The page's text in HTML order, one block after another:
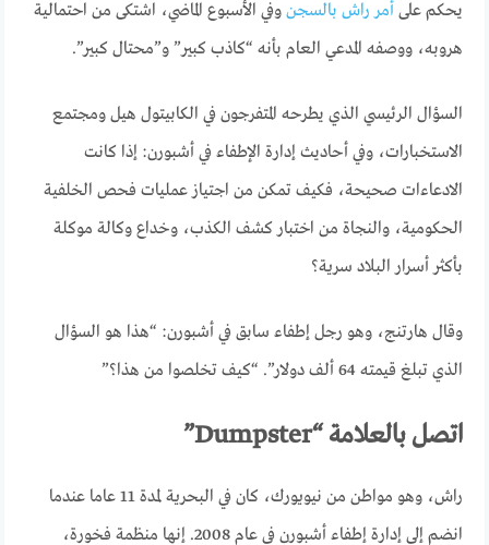
يحكم على أمر راش بالسجن وفي الأسبوع الماضي، اشتكى من احتمالية
هروبه، ووصفه المدعي العام بأنه “كاذب كبير” و”محتال كبير”.
السؤال الرئيسي الذي يطرحه المتفرجون في الكابيتول هيل ومجتمع
الاستخبارات، وفي أحاديث إدارة الإطفاء في أشبورن: إذا كانت
الادعاءات صحيحة، فكيف تمكن من اجتياز عمليات فحص الخلفية
الحكومية، والنجاة من اختبار كشف الكذب، وخداع وكالة موكلة
بأكثر أسرار البلاد سرية؟
وقال هارتنج، وهو رجل إطفاء سابق في أشبورن: “هذا هو السؤال
الذي تبلغ قيمته 64 ألف دولار”. “كيف تخلصوا من هذا؟”
اتصل بالعلامة “Dumpster”
راش، وهو مواطن من نيويورك، كان في البحرية لمدة 11 عاما عندما
انضم إلى إدارة إطفاء أشبورن في عام 2008. إنها منظمة فخورة،